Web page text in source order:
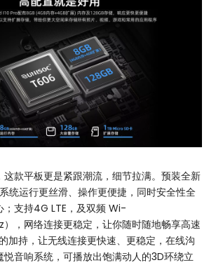
款平板更是紧跟潮流，细节拉满。预装全新
统运行更丝滑、操作更便捷，同时安全性全
；支持4G LTE，及双频 Wi-
，网络连接更稳定，让你随时随地畅享高速
加持，让无线连接更快速、更稳定，在线沟
音响系统，可播放出饱满动人的3D环绕立